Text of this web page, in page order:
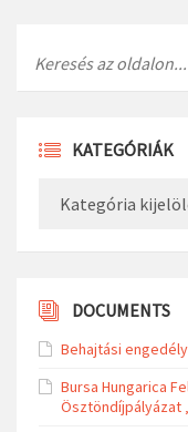
KATEGÓRIÁK
DOCUMENTS
Behajtási
Bursa Hungarica
Ösztöndíjpályázat